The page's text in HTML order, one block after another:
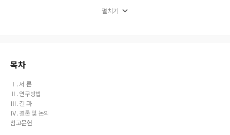
re implementing them. Fourth, the program was found to have a positive effec
isfaction, and the improvement of performance.
펼치기
목차
Ⅰ. 서 론
Ⅱ. 연구방법
Ⅲ. 결 과
Ⅳ. 결론 및 논의
참고문헌